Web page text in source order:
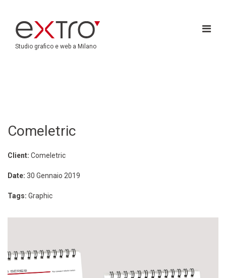
Studio grafico e web a Milano
Comeletric
Client: Comeletric
Date: 30 Gennaio 2019
Tags: Graphic